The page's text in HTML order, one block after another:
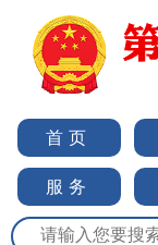
首页
服务